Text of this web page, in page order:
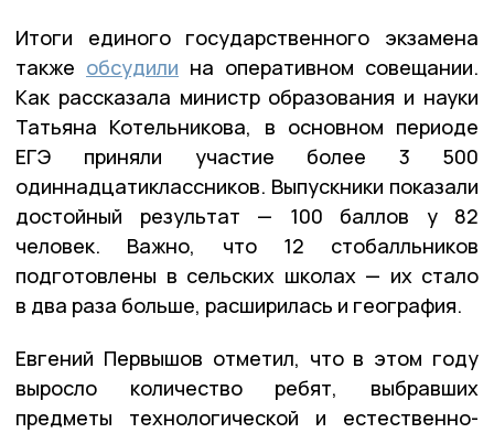
Итоги единого государственного экзамена
также обсудили на оперативном совещании.
Как рассказала министр образования и науки
Татьяна Котельникова, в основном периоде
ЕГЭ приняли участие более 3 500
одиннадцатиклассников. Выпускники показали
достойный результат — 100 баллов у 82
человек. Важно, что 12 стобалльников
подготовлены в сельских школах — их стало
в два раза больше, расширилась и география.
Евгений Первышов отметил, что в этом году
выросло количество ребят, выбравших
предметы технологической и естественно-